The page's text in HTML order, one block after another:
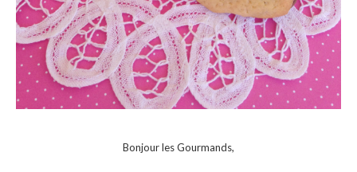
Bonjour les Gourmands,